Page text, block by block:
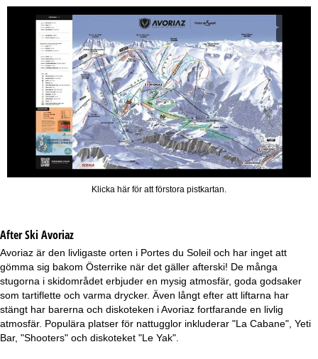
Klicka här för att förstora pistkartan.
After Ski Avoriaz
Avoriaz är den livligaste orten i Portes du Soleil och har inget att
gömma sig bakom Österrike när det gäller afterski! De många
stugorna i skidområdet erbjuder en mysig atmosfär, goda godsaker
som tartiflette och varma drycker. Även långt efter att liftarna har
stängt har barerna och diskoteken i Avoriaz fortfarande en livlig
atmosfär. Populära platser för nattugglor inkluderar "La Cabane", Yeti
Bar, "Shooters" och diskoteket "Le Yak".